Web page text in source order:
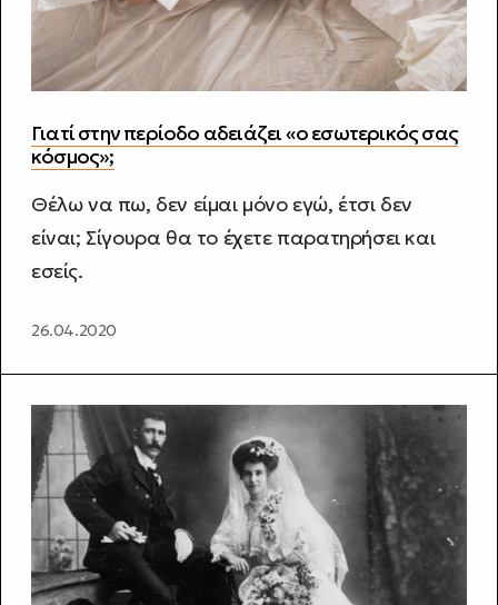
Γιατί στην περίοδο αδειάζει «ο εσωτερικός σας
κόσμος»;
Θέλω να πω, δεν είμαι μόνο εγώ, έτσι δεν
είναι; Σίγουρα θα το έχετε παρατηρήσει και
εσείς.
26.04.2020